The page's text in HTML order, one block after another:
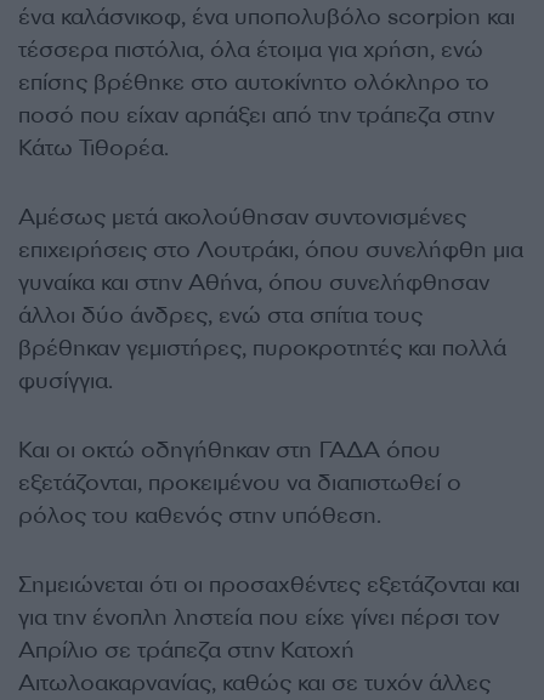
ένα καλάσνικοφ, ένα υποπολυβόλο scorpion και
τέσσερα πιστόλια, όλα έτοιμα για χρήση, ενώ
επίσης βρέθηκε στο αυτοκίνητο ολόκληρο το
ποσό που είχαν αρπάξει από την τράπεζα στην
Κάτω Τιθορέα.
Αμέσως μετά ακολούθησαν συντονισμένες
επιχειρήσεις στο Λουτράκι, όπου συνελήφθη μια
γυναίκα και στην Αθήνα, όπου συνελήφθησαν
άλλοι δύο άνδρες, ενώ στα σπίτια τους
βρέθηκαν γεμιστήρες, πυροκροτητές και πολλά
φυσίγγια.
Και οι οκτώ οδηγήθηκαν στη ΓΑΔΑ όπου
εξετάζονται, προκειμένου να διαπιστωθεί ο
ρόλος του καθενός στην υπόθεση.
Σημειώνεται ότι οι προσαχθέντες εξετάζονται και
για την ένοπλη ληστεία που είχε γίνει πέρσι τον
Απρίλιο σε τράπεζα στην Κατοχή
Αιτωλοακαρνανίας, καθώς και σε τυχόν άλλες